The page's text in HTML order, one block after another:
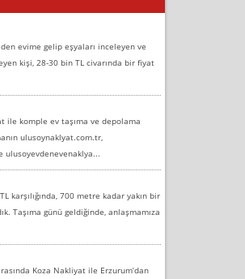
evime gelip eşyaları inceleyen ve
kişi, 28-30 bin TL civarında bir fiyat
ile komple ev taşıma ve depolama
ulusoynaklyat.com.tr,
ulusoyevdenevenaklya...
karşılığında, 700 metre kadar yakın bir
Taşıma günü geldiğinde, anlaşmamıza
Koza Nakliyat ile Erzurum’dan